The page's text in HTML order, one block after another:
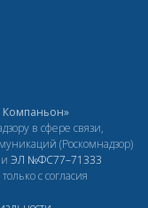
в сфере связи,
(Роскомнадзор)
ЭЛ №ФС77–71333
с согласия